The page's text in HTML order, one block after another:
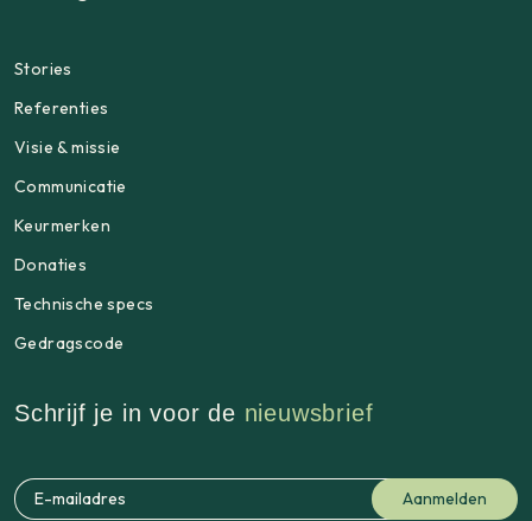
Stories
Referenties
Visie & missie
Communicatie
Keurmerken
Donaties
Technische specs
Gedragscode
Schrijf je in voor de nieuwsbrief